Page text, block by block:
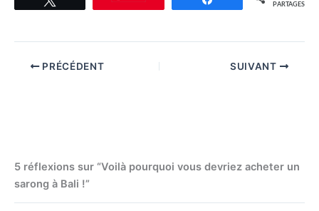
PARTAGES
PRÉCÉDENT SUIVANT
5 réflexions sur “Voilà pourquoi vous devriez acheter un
sarong à Bali !”